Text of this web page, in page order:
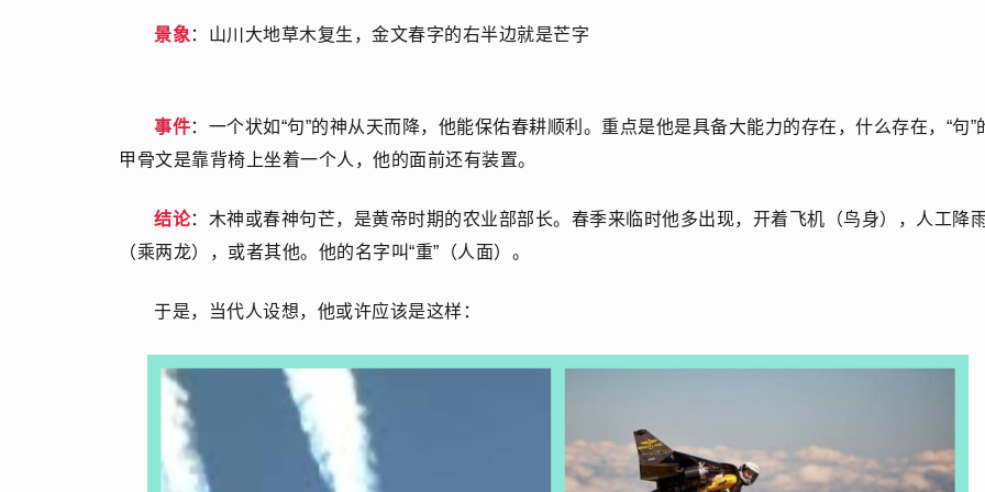
景象：山川大地草木复生，金文春字的右半边就是芒字
事件：一个状如“句”的神从天而降，他能保佑春耕顺利。重点是他是具备大能力的存在，什么存在，“句”
甲骨文是靠背椅上坐着一个人，他的面前还有装置。
结论：木神或春神句芒，是黄帝时期的农业部部长。春季来临时他多出现，开着飞机（鸟身），人工降
（乘两龙），或者其他。他的名字叫“重”（人面）。
于是，当代人设想，他或许应该是这样：